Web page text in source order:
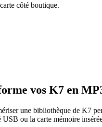
côté boutique.
vos K7 en
une bibliothèque de K7
ou la carte mémoire